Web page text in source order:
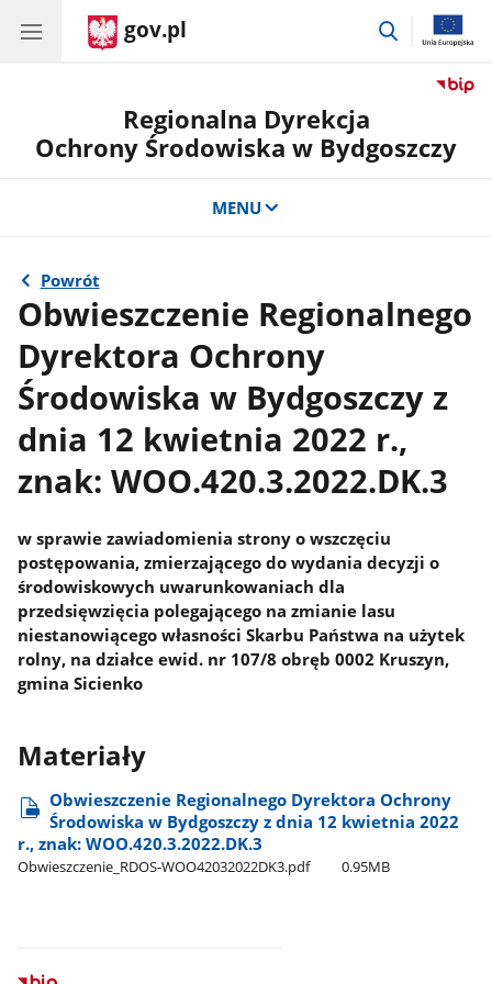
gov.pl
przejdź
Regionalna Dyrekcja
Ochrony Środowiska w Bydgoszczy
MENU
Powrót
Obwieszczenie Regionalnego
Dyrektora Ochrony
Środowiska w Bydgoszczy z
dnia 12 kwietnia 2022 r.,
znak: WOO.420.3.2022.DK.3
w sprawie zawiadomienia strony o wszczęciu
postępowania, zmierzającego do wydania decyzji o
środowiskowych uwarunkowaniach dla
przedsięwzięcia polegającego na zmianie lasu
niestanowiącego własności Skarbu Państwa na użytek
rolny, na działce ewid. nr 107/8 obręb 0002 Kruszyn,
gmina Sicienko
Materiały
Obwieszczenie Regionalnego Dyrektora Ochrony
Środowiska w Bydgoszczy z dnia 12 kwietnia 2022
r., znak: WOO.420.3.2022.DK.3
Obwieszczenie​_RDOS-WOO42032022DK3.pdf 0.95MB